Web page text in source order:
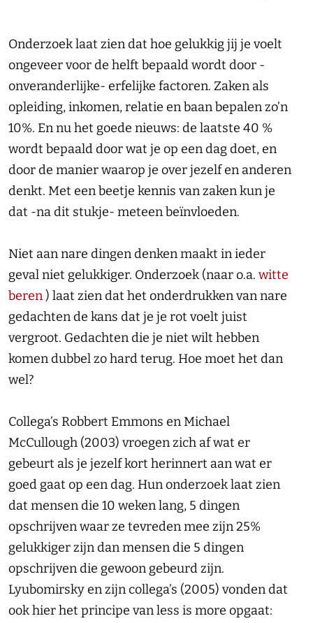
Onderzoek laat zien dat hoe gelukkig jij je voelt
ongeveer voor de helft bepaald wordt door -
onveranderlijke- erfelijke factoren. Zaken als
opleiding, inkomen, relatie en baan bepalen zo’n
10%. En nu het goede nieuws: de laatste 40 %
wordt bepaald door wat je op een dag doet, en
door de manier waarop je over jezelf en anderen
denkt. Met een beetje kennis van zaken kun je
dat -na dit stukje- meteen beïnvloeden.
Niet aan nare dingen denken maakt in ieder
geval niet gelukkiger. Onderzoek (naar o.a. witte
beren ) laat zien dat het onderdrukken van nare
gedachten de kans dat je je rot voelt juist
vergroot. Gedachten die je niet wilt hebben
komen dubbel zo hard terug. Hoe moet het dan
wel?
Collega’s Robbert Emmons en Michael
McCullough (2003) vroegen zich af wat er
gebeurt als je jezelf kort herinnert aan wat er
goed gaat op een dag. Hun onderzoek laat zien
dat mensen die 10 weken lang, 5 dingen
opschrijven waar ze tevreden mee zijn 25%
gelukkiger zijn dan mensen die 5 dingen
opschrijven die gewoon gebeurd zijn.
Lyubomirsky en zijn collega’s (2005) vonden dat
ook hier het principe van less is more opgaat: